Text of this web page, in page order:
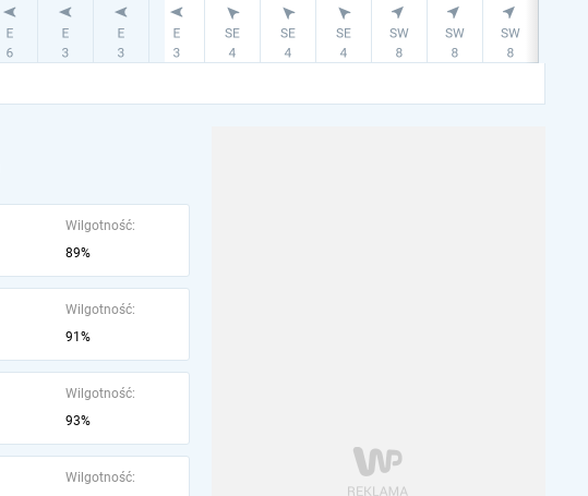
Wilgotność:
89%
Wilgotność:
91%
Wilgotność:
93%
Wilgotność: